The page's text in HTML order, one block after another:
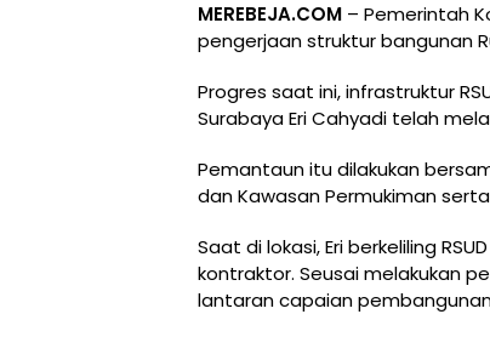
MEREBEJA.COM – Pemerintah
pengerjaan struktur bangunan
Progres saat ini, infrastruktur
Surabaya Eri Cahyadi telah
Pemantaun itu dilakukan
dan Kawasan Permukiman
Saat di lokasi, Eri berkeliling
kontraktor. Seusai melakukan
lantaran capaian